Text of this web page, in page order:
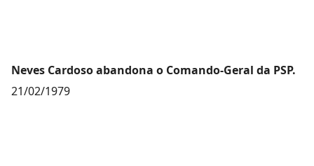
Neves Cardoso abandona o Comando-Geral da PSP.
21/02/1979